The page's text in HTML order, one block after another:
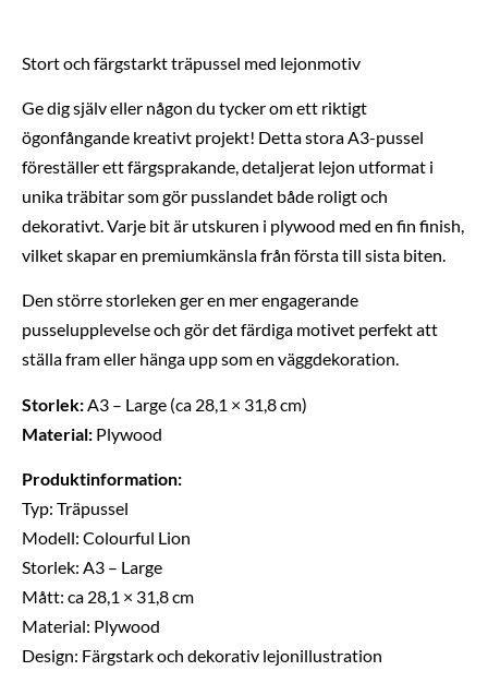
Stort och färgstarkt träpussel med lejonmotiv
Ge dig själv eller någon du tycker om ett riktigt
ögonfångande kreativt projekt! Detta stora A3-pussel
föreställer ett färgsprakande, detaljerat lejon utformat i
unika träbitar som gör pusslandet både roligt och
dekorativt. Varje bit är utskuren i plywood med en fin finish,
vilket skapar en premiumkänsla från första till sista biten.
Den större storleken ger en mer engagerande
pusselupplevelse och gör det färdiga motivet perfekt att
ställa fram eller hänga upp som en väggdekoration.
Storlek: A3 – Large (ca 28,1 × 31,8 cm)
Material: Plywood
Produktinformation:
Typ: Träpussel
Modell: Colourful Lion
Storlek: A3 – Large
Mått: ca 28,1 × 31,8 cm
Material: Plywood
Design: Färgstark och dekorativ lejonillustration